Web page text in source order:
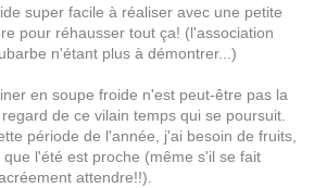
super facile à réaliser avec une petite
pour réhausser tout ça! (l'association
n'étant plus à démontrer...)
en soupe froide n'est peut-être pas la
de ce vilain temps qui se poursuit.
période de l'année, j'ai besoin de fruits,
l'été est proche (même s'il se fait
attendre!!).